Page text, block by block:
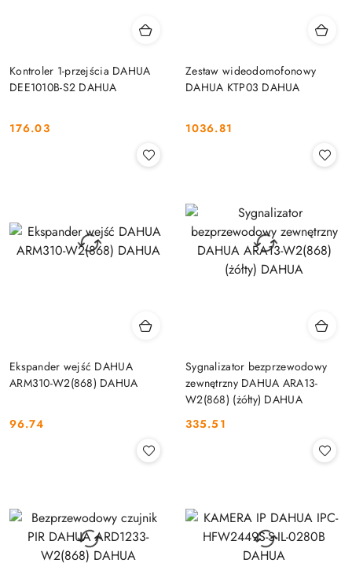
Kontroler 1-przejścia DAHUA
DEE1010B-S2 DAHUA
Cena:
176.03
Zestaw wideodomofonowy
DAHUA KTP03 DAHUA
Cena:
1036.81
Ekspander wejść DAHUA
ARM310-W2(868) DAHUA
Cena:
96.74
Sygnalizator bezprzewodowy
zewnętrzny DAHUA ARA13-
W2(868) (żółty) DAHUA
Cena:
335.51